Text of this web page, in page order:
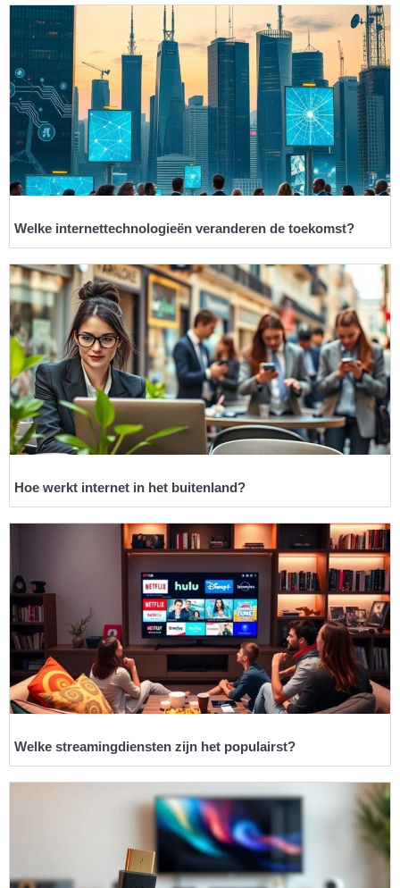
Welke internettechnologieën veranderen de toekomst?
Hoe werkt internet in het buitenland?
Welke streamingdiensten zijn het populairst?